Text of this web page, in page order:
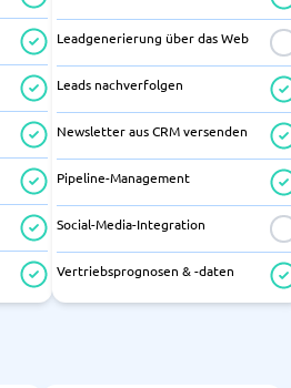
Leadgenerierung über das Web
Leads nachverfolgen
Newsletter aus CRM versenden
Pipeline-Management
Social-Media-Integration
Vertriebsprognosen & -daten